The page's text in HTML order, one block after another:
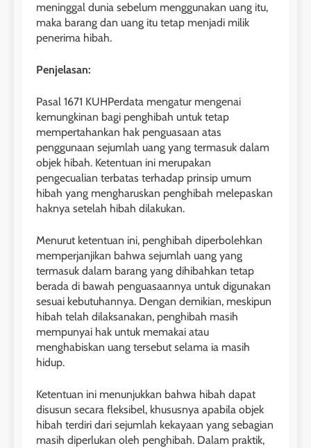
meninggal dunia sebelum menggunakan uang itu,
maka barang dan uang itu tetap menjadi milik
penerima hibah.
Penjelasan:
Pasal 1671 KUHPerdata mengatur mengenai
kemungkinan bagi penghibah untuk tetap
mempertahankan hak penguasaan atas
penggunaan sejumlah uang yang termasuk dalam
objek hibah. Ketentuan ini merupakan
pengecualian terbatas terhadap prinsip umum
hibah yang mengharuskan penghibah melepaskan
haknya setelah hibah dilakukan.
Menurut ketentuan ini, penghibah diperbolehkan
memperjanjikan bahwa sejumlah uang yang
termasuk dalam barang yang dihibahkan tetap
berada di bawah penguasaannya untuk digunakan
sesuai kebutuhannya. Dengan demikian, meskipun
hibah telah dilaksanakan, penghibah masih
mempunyai hak untuk memakai atau
menghabiskan uang tersebut selama ia masih
hidup.
Ketentuan ini menunjukkan bahwa hibah dapat
disusun secara fleksibel, khususnya apabila objek
hibah terdiri dari sejumlah kekayaan yang sebagian
masih diperlukan oleh penghibah. Dalam praktik,